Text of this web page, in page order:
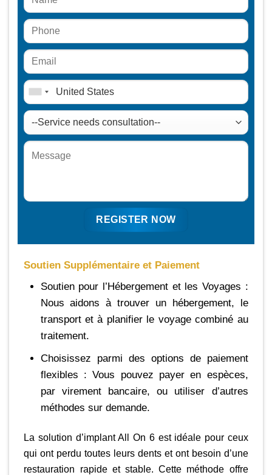
Soutien Supplémentaire et Paiement
Soutien pour l’Hébergement et les Voyages :
Nous aidons à trouver un hébergement, le
transport et à planifier le voyage combiné au
traitement.
Choisissez parmi des options de paiement
flexibles : Vous pouvez payer en espèces,
par virement bancaire, ou utiliser d’autres
méthodes sur demande.
La solution d’implant All On 6 est idéale pour ceux
qui ont perdu toutes leurs dents et ont besoin d’une
restauration rapide et stable. Cette méthode offre